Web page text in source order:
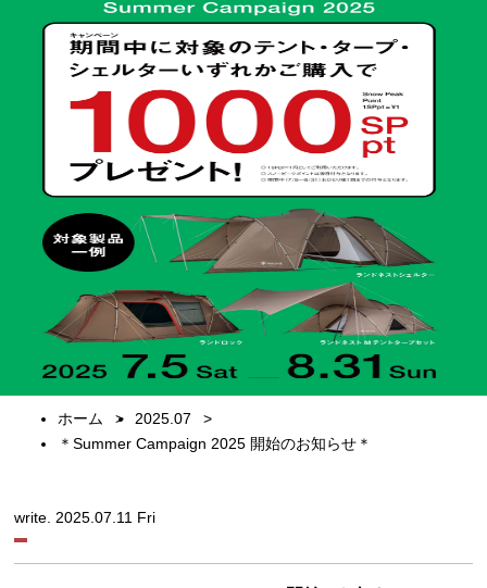
ホーム
2025.07
＊Summer Campaign 2025 開始のお知らせ＊
write. 2025.07.11 Fri